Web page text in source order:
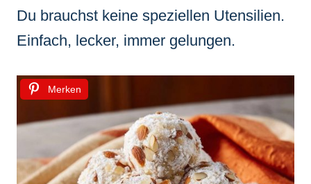
Du brauchst keine speziellen Utensilien.
Einfach, lecker, immer gelungen.
Merken